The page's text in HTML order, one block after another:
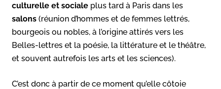
culturelle et sociale plus tard à Paris dans les
salons (réunion d’hommes et de femmes lettrés,
bourgeois ou nobles, à l’origine attirés vers les
Belles-lettres et la poésie, la littérature et le théâtre,
et souvent autrefois les arts et les sciences).
C’est donc à partir de ce moment qu’elle côtoie